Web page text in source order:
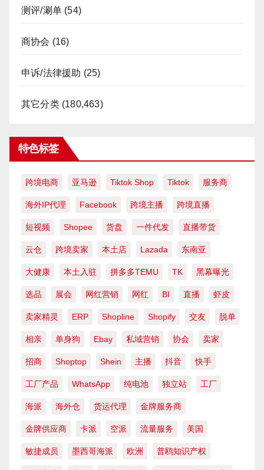
测评/涮单 (54)
商协会 (16)
申诉/法律援助 (25)
其它分类(180,463)
特色标签
跨境电商 亚马逊 Tiktok Shop Tiktok 服务商
海外IP代理 Facebook 跨境主播 跨境直播
短视频 Shopee 货盘 一件代发 直播带货
云仓 跨境卖家 本土店 Lazada 东南亚
大健康 本土入驻 拼多多TEMU TK 黑幕曝光
选品 展会 网红营销 网红 BI 直播 虾皮
卖家精灵 ERP Shopline Shopify 交友 脱单
相亲 单身狗 Ebay 私域营销 协会 卖家
招商 Shoptop Shein 主播 抖音 快手
工厂产品 WhatsApp 纯电池 独立站 工厂
海派 海外仓 货运代理 金牌服务商
金牌供应商 卡派 空派 流量服务 美国
敏捷成员 墨西哥海派 欧洲 普鸥知识产权